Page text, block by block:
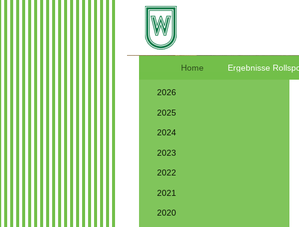
Home Ergebnisse
2026
2025
2024
2023
2022
2021
2020